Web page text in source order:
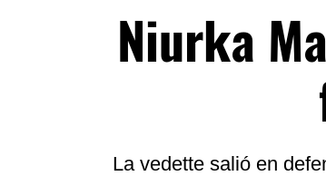
Niurka
La vedette salió en